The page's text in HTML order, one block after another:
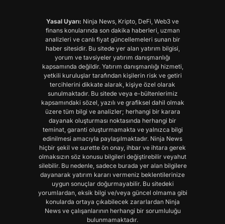
Yasal Uyarı: Ninja News, Kripto, DeFi, Web3 ve
finans konularında son dakika haberleri, uzman
analizleri ve canlı fiyat güncellemeleri sunan bir
haber sitesidir. Bu sitede yer alan yatırım bilgisi,
yorum ve tavsiyeler yatırım danışmanlığı
kapsamında değildir. Yatırım danışmanlığı hizmeti,
yetkili kuruluşlar tarafından kişilerin risk ve getiri
tercihlerini dikkate alarak, kişiye özel olarak
sunulmaktadır. Bu sitede veya e-bültenlerimiz
kapsamındaki sözel, yazılı ve grafiksel dahil olmak
üzere tüm bilgi ve analizler; herhangi bir karara
dayanak oluşturması noktasında herhangi bir
teminat, garanti oluşturmamakta ve yalnızca bilgi
edinilmesi amacıyla paylaşılmaktadır. Ninja News
hiçbir şekil ve surette ön onay, ihbar ve ihtara gerek
olmaksızın söz konusu bilgileri değiştirebilir veyahut
silebilir. Bu nedenle, sadece burada yer alan bilgilere
dayanarak yatırım kararı vermeniz beklentilerinize
uygun sonuçlar doğurmayabilir. Bu sitedeki
yorumlardan, eksik bilgi ve/veya güncel olmama gibi
konularda ortaya çıkabilecek zararlardan Ninja
News ve çalışanlarının herhangi bir sorumluluğu
bulunmamaktadır.